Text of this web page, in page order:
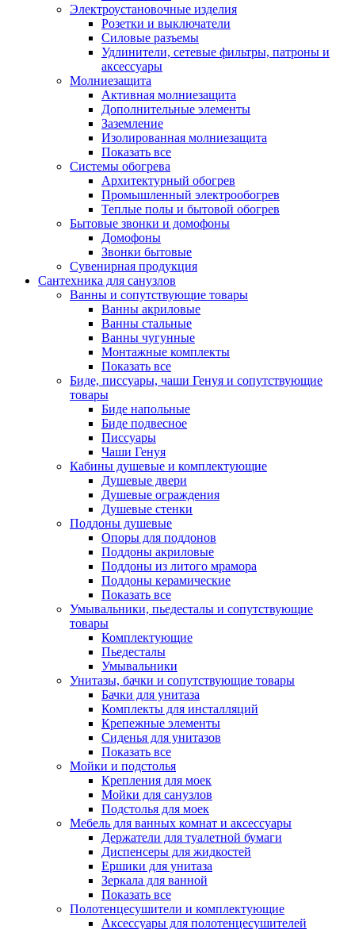
Электроустановочные изделия
Розетки и выключатели
Силовые разъемы
Удлинители, сетевые фильтры, патроны и
аксессуары
Молниезащита
Активная молниезащита
Дополнительные элементы
Заземление
Изолированная молниезащита
Показать все
Системы обогрева
Архитектурный обогрев
Промышленный электрообогрев
Теплые полы и бытовой обогрев
Бытовые звонки и домофоны
Домофоны
Звонки бытовые
Сувенирная продукция
Сантехника для санузлов
Ванны и сопутствующие товары
Ванны акриловые
Ванны стальные
Ванны чугунные
Монтажные комплекты
Показать все
Биде, писсуары, чаши Генуя и сопутствующие
товары
Биде напольные
Биде подвесное
Писсуары
Чаши Генуя
Кабины душевые и комплектующие
Душевые двери
Душевые ограждения
Душевые стенки
Поддоны душевые
Опоры для поддонов
Поддоны акриловые
Поддоны из литого мрамора
Поддоны керамические
Показать все
Умывальники, пьедесталы и сопутствующие
товары
Комплектующие
Пьедесталы
Умывальники
Унитазы, бачки и сопутствующие товары
Бачки для унитаза
Комплекты для инсталляций
Крепежные элементы
Сиденья для унитазов
Показать все
Мойки и подстолья
Крепления для моек
Мойки для санузлов
Подстолья для моек
Мебель для ванных комнат и аксессуары
Держатели для туалетной бумаги
Диспенсеры для жидкостей
Ершики для унитаза
Зеркала для ванной
Показать все
Полотенцесушители и комплектующие
Аксессуары для полотенцесушителей